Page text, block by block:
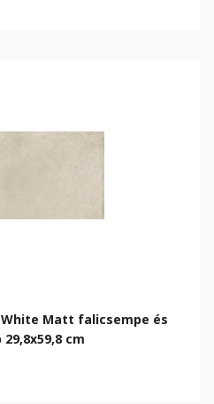
Matt falicsempe és
cm